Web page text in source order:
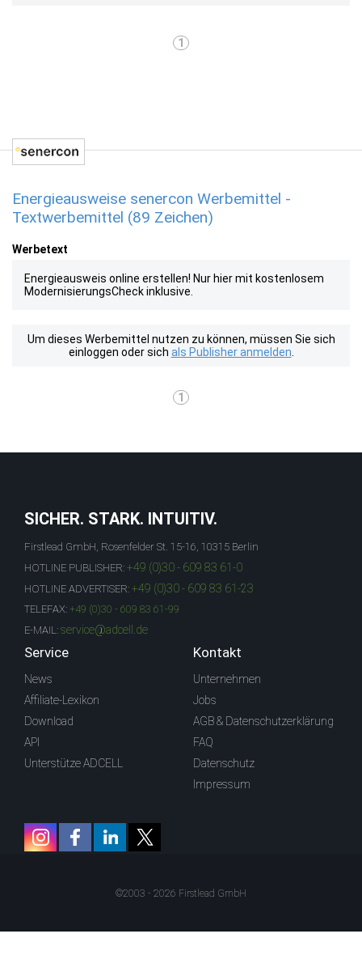
1
Energieausweise senercon Werbemittel -
Textwerbemittel (89 Zeichen)
Werbetext
Energieausweis online erstellen! Nur hier mit kostenlosem
ModernisierungsCheck inklusive.
Um dieses Werbemittel nutzen zu können, müssen Sie sich
einloggen oder sich als Publisher anmelden
1
SICHER. STARK. INTUITIV.
Firstlead GmbH, Rosenfelder St. 15-16, 10315 Berlin
HOTLINE PUBLISHER: +49 (0)30 - 609 83 61-0
HOTLINE ADVERTISER: +49 (0)30 - 609 83 61-23
TELEFAX: +49 (0)30 - 609 83 61-99
E-MAIL: service@adcell.de
Service
News
Affiliate-Lexikon
Download
API
Unterstütze ADCELL
Kontakt
Unternehmen
Jobs
AGB & Datenschutzerklärung
FAQ
Datenschutz
Impressum
©2003 - 2026 Firstlead GmbH